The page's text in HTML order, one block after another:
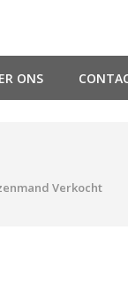
ONS
Verkocht